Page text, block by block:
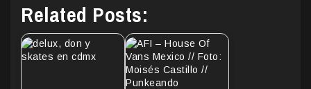
Related Posts: